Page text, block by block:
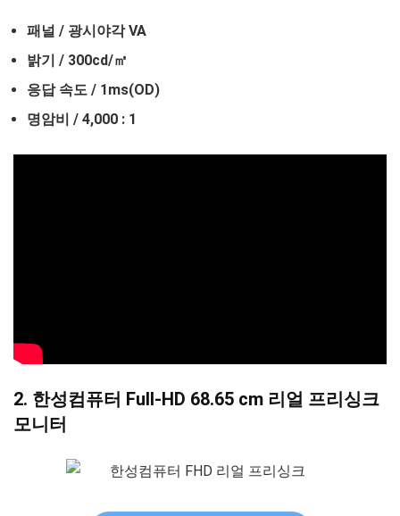
패널 / 광시야각 VA
밝기 / 300cd/㎡
응답 속도 / 1ms(OD)
명암비 / 4,000 : 1
2. 한성컴퓨터 Full-HD 68.65 cm 리얼 프리싱크
모니터